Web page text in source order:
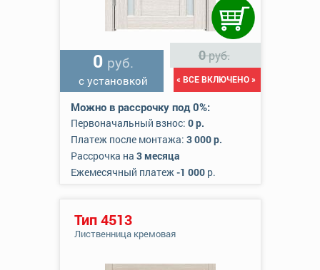
0 руб.
с установкой
0руб.
« ВСЕ ВКЛЮЧЕНО »
Можно в рассрочку под 0%:
Первоначальный взнос: 0 р.
Платеж после монтажа: 3 000 р.
Рассрочка на 3 месяца
Ежемесячный платеж-1 000р.
Тип 4513
Лиственница кремовая